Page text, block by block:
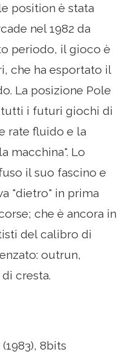
position è stata
nel 1982 da
periodo, il gioco è
che ha esportato il
La posizione Pole
tutti i futuri giochi di
rate fluido e la
macchina". Lo
il suo fascino e
"dietro" in prima
che è ancora in
del calibro di
outrun,
cresta.
8bits